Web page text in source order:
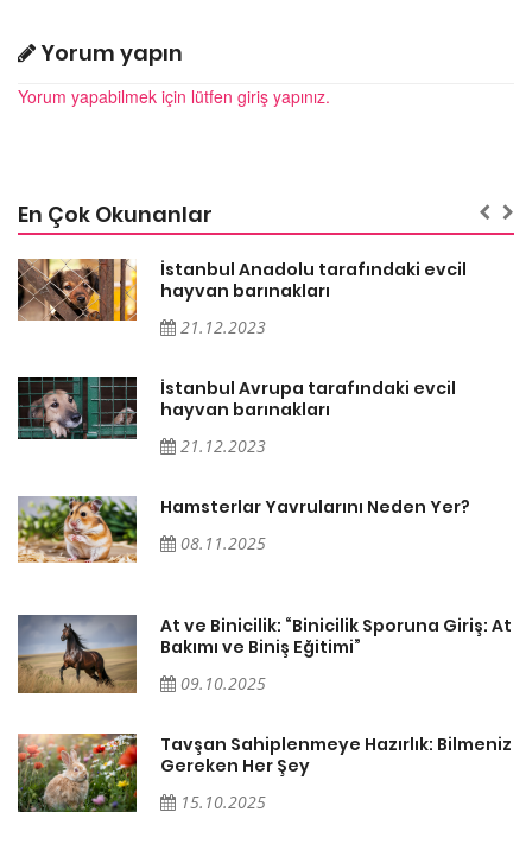
Yorum yapın
Yorum yapabilmek için lütfen giriş yapınız.
En Çok Okunanlar
İstanbul Anadolu tarafındaki evcil
hayvan barınakları
21.12.2023
İstanbul Avrupa tarafındaki evcil
hayvan barınakları
21.12.2023
Hamsterlar Yavrularını Neden Yer?
08.11.2025
At ve Binicilik: “Binicilik Sporuna Giriş: At
Bakımı ve Biniş Eğitimi”
09.10.2025
Tavşan Sahiplenmeye Hazırlık: Bilmeniz
Gereken Her Şey
15.10.2025